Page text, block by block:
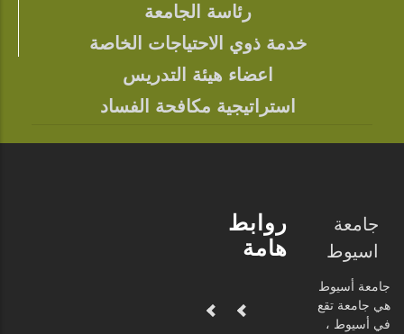
رئاسة الجامعة
خدمة ذوي الاحتياجات الخاصة
اعضاء هيئة التدريس
استراتيجية مكافحة الفساد
جامعة
اسيوط
جامعة أسيوط
هي جامعة تقع
في أسيوط ،
روابط
هامة